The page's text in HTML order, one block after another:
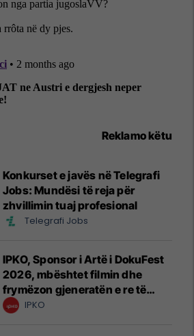
Reklamo këtu
Konkurset e javës në Telegrafi
Jobs: Mundësi të reja për
zhvillimin tuaj profesional
Telegrafi Jobs
IPKO, Sponsor i Artë i DokuFest
2026, mbështet filmin dhe
frymëzon gjeneratën e re të
krijuesve
IPKO